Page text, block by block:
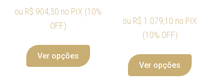
ou R$ 904,50 no PIX (10%
OFF)
Ver opções
ou R$ 1.079,10 no PIX
(10% OFF)
Ver opções